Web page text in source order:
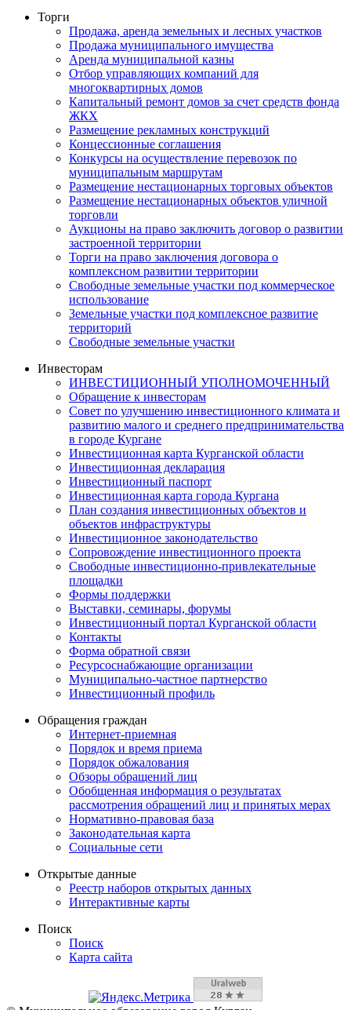
Торги
Продажа, аренда земельных и лесных участков
Продажа муниципального имущества
Аренда муниципальной казны
Отбор управляющих компаний для
многоквартирных домов
Капитальный ремонт домов за счет средств фонда
ЖКХ
Размещение рекламных конструкций
Концессионные соглашения
Конкурсы на осуществление перевозок по
муниципальным маршрутам
Размещение нестационарных торговых объектов
Размещение нестационарных объектов уличной
торговли
Аукционы на право заключить договор о развитии
застроенной территории
Торги на право заключения договора о
комплексном развитии территории
Свободные земельные участки под коммерческое
использование
Земельные участки под комплексное развитие
территорий
Свободные земельные участки
Инвесторам
ИНВЕСТИЦИОННЫЙ УПОЛНОМОЧЕННЫЙ
Обращение к инвесторам
Совет по улучшению инвестиционного климата и
развитию малого и среднего предпринимательства
в городе Кургане
Инвестиционная карта Курганской области
Инвестиционная декларация
Инвестиционный паспорт
Инвестиционная карта города Кургана
План создания инвестиционных объектов и
объектов инфраструктуры
Инвестиционное законодательство
Сопровождение инвестиционного проекта
Свободные инвестиционно-привлекательные
площадки
Формы поддержки
Выставки, семинары, форумы
Инвестиционный портал Курганской области
Контакты
Форма обратной связи
Ресурсоснабжающие организации
Муниципально-частное партнерство
Инвестиционный профиль
Обращения граждан
Интернет-приемная
Порядок и время приема
Порядок обжалования
Обзоры обращений лиц
Обобщенная информация о результатах
рассмотрения обращений лиц и принятых мерах
Нормативно-правовая база
Законодательная карта
Социальные сети
Открытые данные
Реестр наборов открытых данных
Интерактивные карты
Поиск
Поиск
Карта сайта